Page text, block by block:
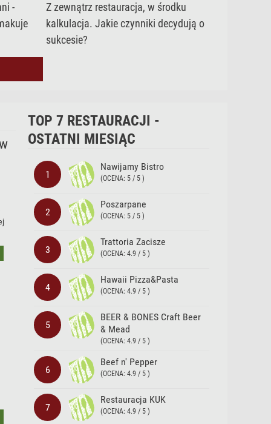
-
Z zewnątrz restauracja, w środku
kalkulacja. Jakie czynniki decydują o
sukcesie?
TOP 7 RESTAURACJI -
OSTATNI MIESIĄC
1
Nawijamy Bistro
(OCENA: 5 / 5 )
2
Poszarpane
(OCENA: 5 / 5 )
3
Trattoria Zacisze
(OCENA: 4.9 / 5 )
4
Hawaii Pizza&Pasta
(OCENA: 4.9 / 5 )
5
BEER & BONES Craft Beer
& Mead
(OCENA: 4.9 / 5 )
6
Beef n' Pepper
(OCENA: 4.9 / 5 )
7
Restauracja KUK
(OCENA: 4.9 / 5 )